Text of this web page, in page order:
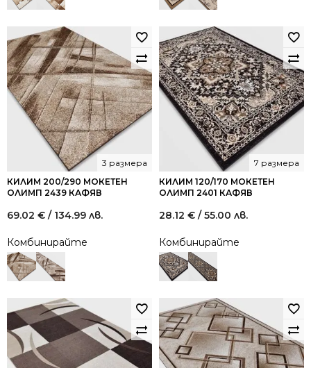
КИЛИМ 200/290 МОКЕТЕН
ОЛИМП 2439 КАФЯВ
3 размера
69.02 € / 134.99 лв.
Комбинирайте
КИЛИМ 120/170 МОКЕТЕН
ОЛИМП 2401 КАФЯВ
7 размера
28.12 € / 55.00 лв.
Комбинирайте